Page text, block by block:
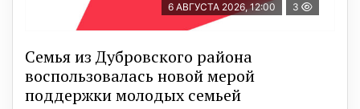
6 АВГУСТА 2026, 12:00 3
Семья из Дубровского района
воспользовалась новой мерой
поддержки молодых семьей